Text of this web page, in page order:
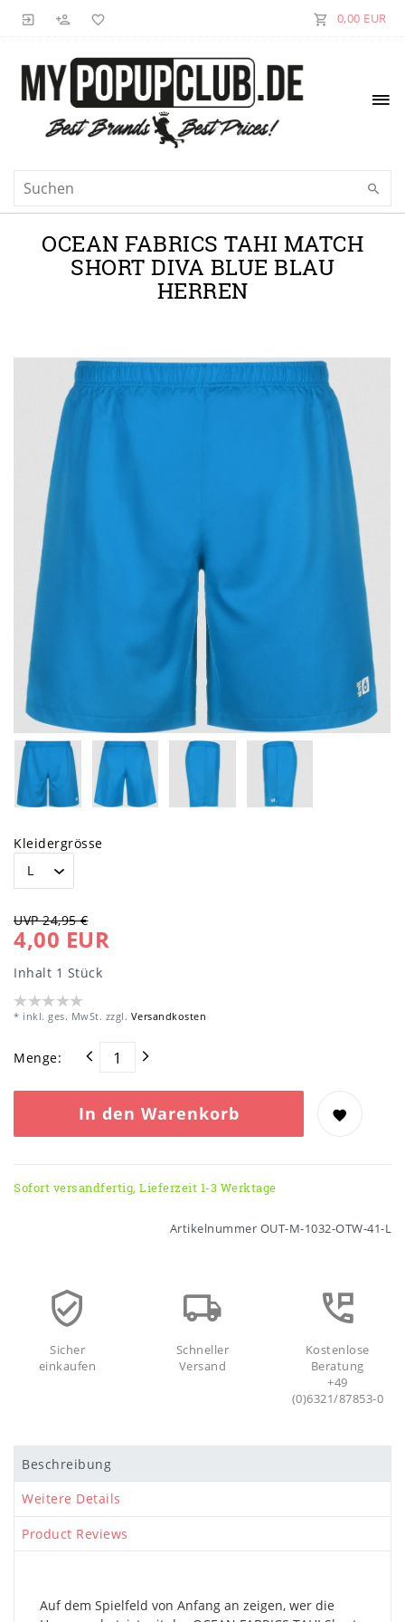
0,00 EUR
OCEAN FABRICS TAHI MATCH
SHORT DIVA BLUE BLAU
HERREN
Kleidergrösse
UVP 24,95 €
4,00 EUR
Inhalt 1 Stück
* inkl. ges. MwSt. zzgl. Versandkosten
Menge:
In den Warenkorb
Sofort versandfertig, Lieferzeit 1-3 Werktage
Artikelnummer OUT-M-1032-OTW-41-L
Sicher
einkaufen
Schneller
Versand
Kostenlose
Beratung
+49
(0)6321/87853-0
Beschreibung
Weitere Details
Product Reviews
Auf dem Spielfeld von Anfang an zeigen, wer die